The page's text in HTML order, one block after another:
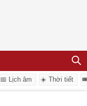
📅 Lịch âm ☀️ Thời tiết